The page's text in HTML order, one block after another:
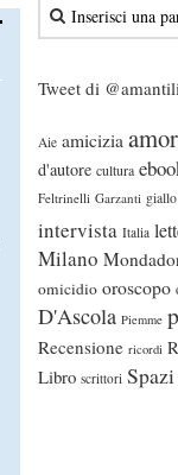
Tweet di
Aie amicizia
d'autore cultura
Feltrinelli Garzanti giallo
intervista Italia
Milano
omicidio oroscopo
D'Ascola Piemme
Recensione ricordi
Libro scrittori Spazi